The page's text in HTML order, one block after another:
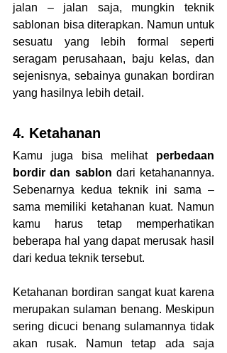
jalan – jalan saja, mungkin teknik
sablonan bisa diterapkan. Namun untuk
sesuatu yang lebih formal seperti
seragam perusahaan, baju kelas, dan
sejenisnya, sebainya gunakan bordiran
yang hasilnya lebih detail.
4. Ketahanan
Kamu juga bisa melihat perbedaan
bordir dan sablon dari ketahanannya.
Sebenarnya kedua teknik ini sama –
sama memiliki ketahanan kuat. Namun
kamu harus tetap memperhatikan
beberapa hal yang dapat merusak hasil
dari kedua teknik tersebut.
Ketahanan bordiran sangat kuat karena
merupakan sulaman benang. Meskipun
sering dicuci benang sulamannya tidak
akan rusak. Namun tetap ada saja